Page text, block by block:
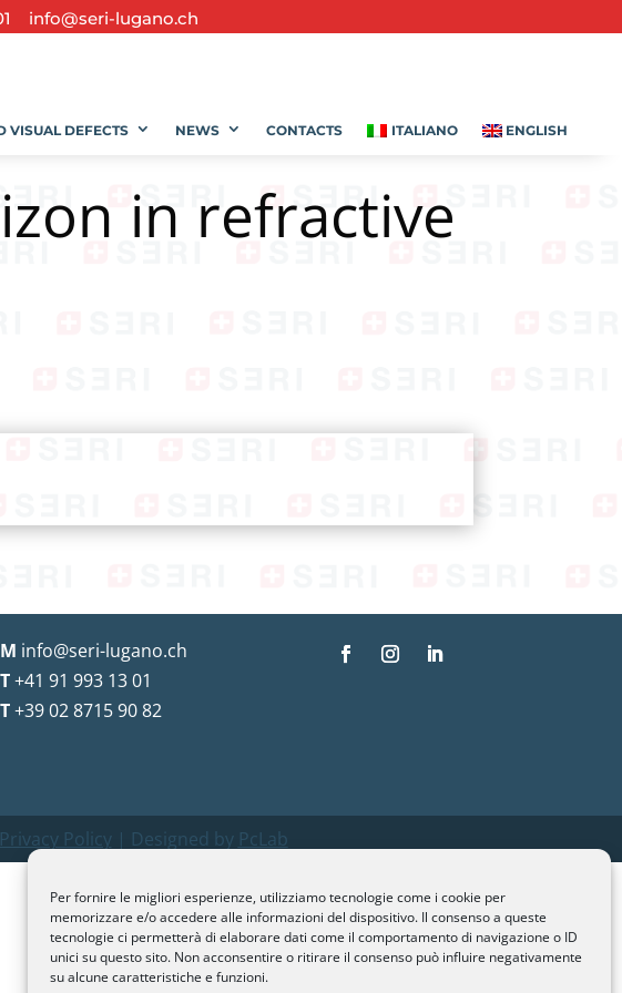
Per fornire le migliori esperienze, utilizziamo tecnologie come i cookie per
memorizzare e/o accedere alle informazioni del dispositivo. Il consenso a queste
tecnologie ci permetterà di elaborare dati come il comportamento di navigazione o ID
unici su questo sito. Non acconsentire o ritirare il consenso può influire negativamente
su alcune caratteristiche e funzioni.
info@seri-lugano.ch
VISUAL DEFECTS NEWS CONTACTS ITALIANO ENGLISH
in refractive
M info@seri-lugano.ch
T+41 91 993 13 01
T+39 02 8715 90 82
Privacy Policy| Designed by PcLab